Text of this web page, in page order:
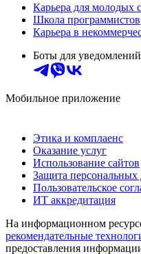
Карьера для молодых
Школа программистов
Карьера в
Боты для уведомлений
Мобильное приложение
Этика и комплаенс
Оказание услуг
Использование сайтов
Защита
Пользовательское
ИТ аккредитация
На информационном
рекомендательные
предоставления